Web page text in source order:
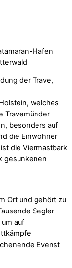
Hafen
der Trave,
welches
Travemünder
besonders auf
die Einwohner
die Viermastbark
gesunkenen
Ort und gehört zu
Segler
auf
Evenst